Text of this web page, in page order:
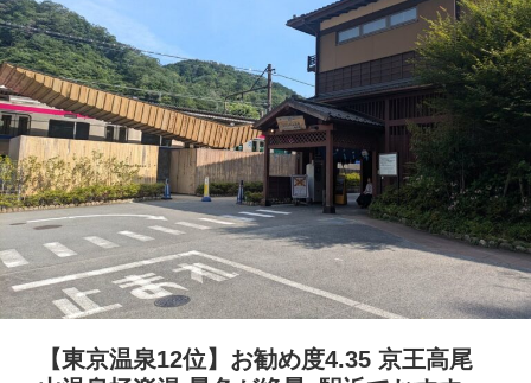
【東京温泉12位】お勧め度4.35 京王高尾